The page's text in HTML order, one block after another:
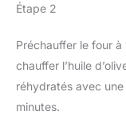
Étape 2
Préchauffer le four
chauffer l’huile
réhydratés avec
minutes.